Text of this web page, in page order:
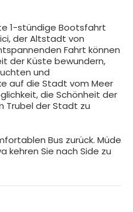
1-stündige Bootsfahrt
der Altstadt von
Fahrt können
der Küste bewundern,
und
auf die Stadt vom Meer
die Schönheit der
Trubel der Stadt zu
Bus zurück. Müde
kehren Sie nach Side zu